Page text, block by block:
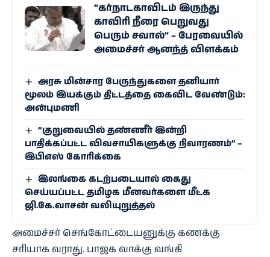
“கர்நாடகாவிடம் இருந்து
காவிரி நீரை பெறுவது
பெரும் சவால்” – பேரவையில்
அமைச்சர் ஆனந்த் விளக்கம்
அரசு மின்சார பேருந்துகளை தனியார்
மூலம் இயக்கும் திட்டத்தை கைவிட வேண்டும்:
அன்புமணி
“குறுவையில் தண்ணீர் இன்றி
பாதிக்கப்பட்ட விவசாயிகளுக்கு நிவாரணம்” –
இபிஎஸ் கோரிக்கை
இலங்கை கடற்படையால் கைது
செய்யப்பட்ட தமிழக மீனவர்களை மீட்க
ஜி.கே.வாசன் வலியுறுத்தல்
அமைச்சர் செங்கோட்டையனுக்கு கணக்கு
சரியாக வராது. பாஜக வாக்கு வங்கி